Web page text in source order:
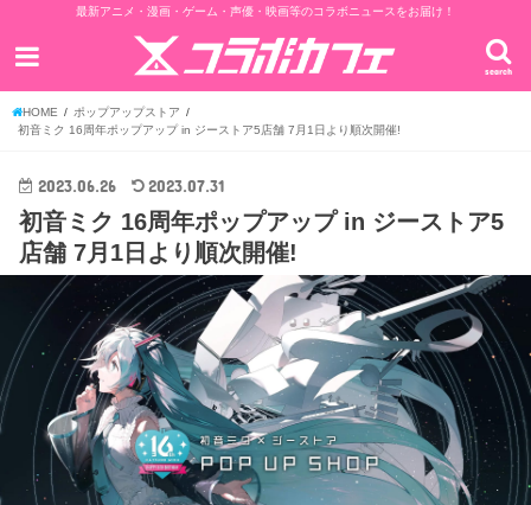
最新アニメ・漫画・ゲーム・声優・映画等のコラボニュースをお届け！
search
HOME
ポップアップストア
初音ミク 16周年ポップアップ in ジーストア5店舗 7月1日より順次開催!
2023.06.26 2023.07.31
初音ミク 16周年ポップアップ in ジーストア5
店舗 7月1日より順次開催!